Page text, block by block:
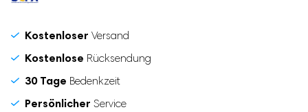
Kostenloser Versand
Kostenlose Rücksendung
30 Tage Bedenkzeit
Persönlicher Service